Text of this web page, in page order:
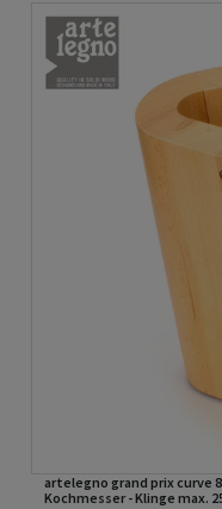
artelegno grand prix curve
Kochmesser - Klinge max.